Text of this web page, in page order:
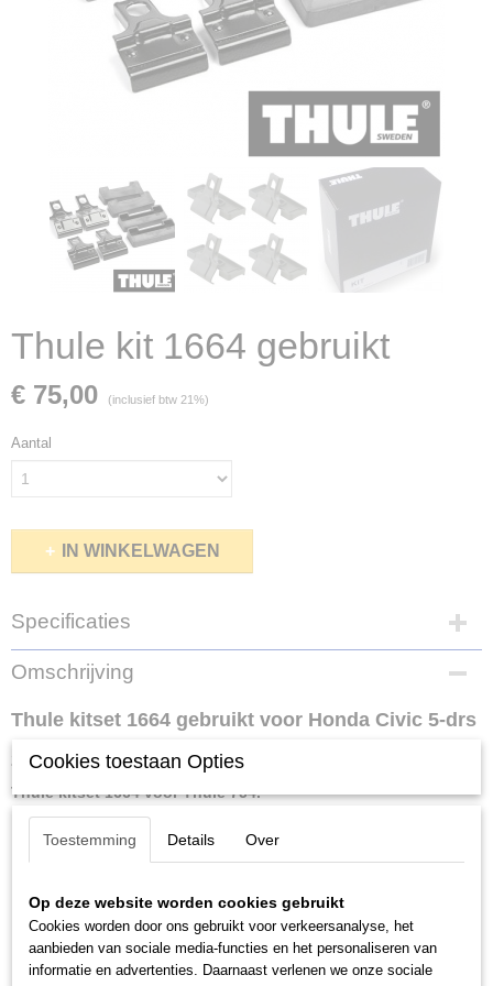
Thule kit 1664 gebruikt
€ 75,00 (inclusief btw 21%)
Aantal
IN WINKELWAGEN
Specificaties
Netto gewicht
0,03 Kg
Bruto gewicht
Omschrijving
Thule kitset 1664 gebruikt voor Honda Civic 5-drs
2012-2017 met een kaal/vlak dak.
Thule kitset 1664 voor Thule 754.
Een Thule kitset is het auto specifieke deel van de Thule
van de dakdragers. De kit bestaat uit 4 rubberen pads die op het
dak steunen en 4 klepels die om de dakrand klemmen. De klepels
van de kitset zijn voorzien van een speciale coating zodat alle
Cookies toestaan Opties
Toestemming Details Over
Op deze website worden cookies gebruikt
Cookies worden door ons gebruikt voor verkeersanalyse, het
aanbieden van sociale media-functies en het personaliseren van
informatie en advertenties. Daarnaast verlenen we onze sociale